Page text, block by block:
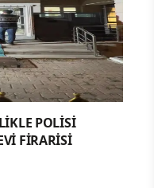
POLİSİ
FİRARİSİ